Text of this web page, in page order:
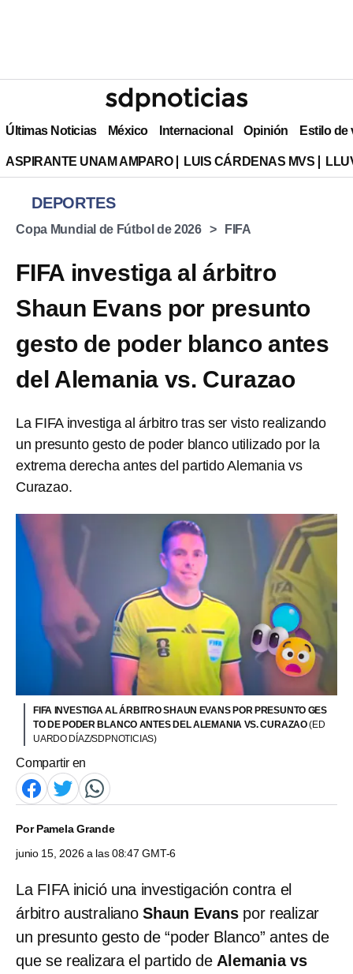
Últimas Noticias México Internacional Opinión Estilo de
ASPIRANTE UNAM AMPARO LUIS CÁRDENAS MVS
DEPORTES
Copa Mundial de Fútbol de 2026 FIFA
FIFA investiga al árbitro
Shaun Evans por presunto
gesto de poder blanco antes
del Alemania vs. Curazao
La FIFA investiga al árbitro tras ser visto realizando
un presunto gesto de poder blanco utilizado por la
extrema derecha antes del partido Alemania vs
Curazao.
FIFA INVESTIGA AL ÁRBITRO SHAUN EVANS POR PRESUNTO GES
TO DE PODER BLANCO ANTES DEL ALEMANIA VS. CURAZAO(ED
UARDO DÍAZ/SDPNOTICIAS)
Compartir en
PorPamela Grande
junio 15, 2026 a las 08:47 GMT-6
La FIFA inició una investigación contra el
árbitro australianoShaun Evanspor realizar
un presunto gesto de “poder Blanco” antes de
que se realizara el partido de Alemania vs